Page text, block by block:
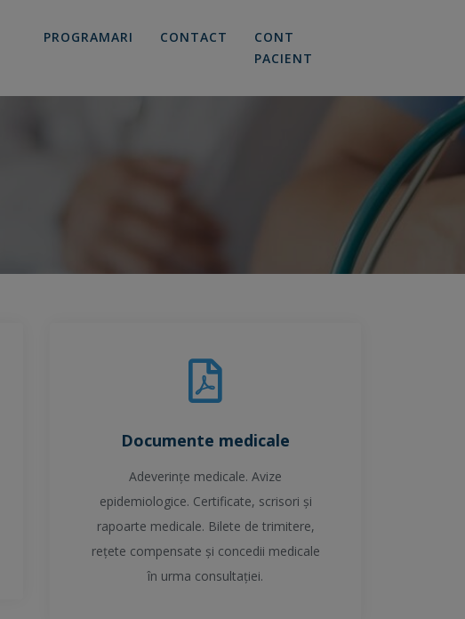
PROGRAMARI CONTACT
CONT
PACIENT
Documente medicale
Adeverințe medicale. Avize
epidemiologice. Certificate, scrisori și
rapoarte medicale. Bilete de trimitere,
rețete compensate și concedii medicale
în urma consultației.